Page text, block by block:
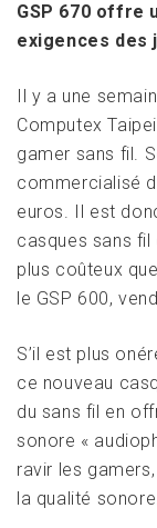
GSP 670 offre
exigences des
Il y a une
Computex
gamer sans fil.
commercialisé
euros. Il est
casques sans
plus coûteux
le GSP 600,
S’il est plus
ce nouveau
du sans fil en
sonore «
ravir les
la qualité